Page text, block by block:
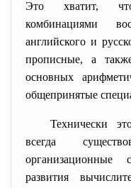
Это хватит,
комбинациями
английского и
прописные, а
основных
общепринятые
Технически
всегда
развития